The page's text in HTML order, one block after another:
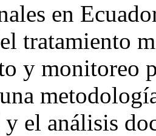
en
tratamiento
y monitoreo
el análisis